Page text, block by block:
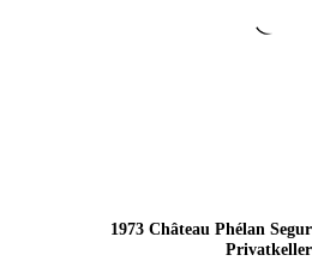
1973 Château Phélan
Privatkeller